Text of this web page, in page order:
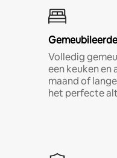
Volledig
een keuken en
maand of
het perfecte